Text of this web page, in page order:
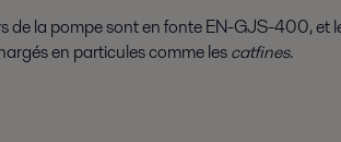
la pompe sont en fonte EN-GJS-400, et
en particules comme lescatfines.